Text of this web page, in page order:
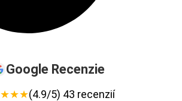
Google Recenzie
★★★(4.9/5) 43 recenzií